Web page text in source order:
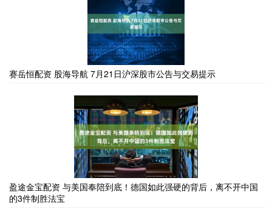
赛岳恒配资 股海导航 7月21日沪深股市公告与交易提示
盈途金宝配资 与美国奉陪到底！德国如此强硬的背后，离不开中国
的3件制胜法宝